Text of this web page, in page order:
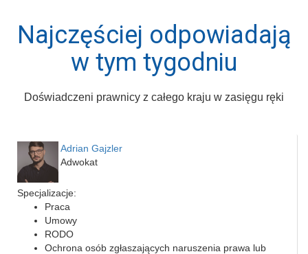
Najczęściej odpowiadają
w tym tygodniu
Doświadczeni prawnicy z całego kraju w zasięgu ręki
Adrian Gajzler
Adwokat
Specjalizacje:
Praca
Umowy
RODO
Ochrona osób zgłaszających naruszenia prawa lub